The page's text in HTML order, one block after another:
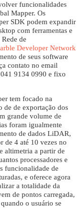
funcionalidades
Mapper. Os
SDK podem expandir
com ferramentas e
de
Developer Network
de seus software
contato no email
9134 0990 e fixo
tem focado na
de de exportação dos
grande volume de
foram igualmente
de dados LiDAR,
de 4 até 10 vezes no
altimetria a partir de
processadores e
funcionalidade de
e oferece agora
a totalidade da
de pontos carregada,
o usuário se